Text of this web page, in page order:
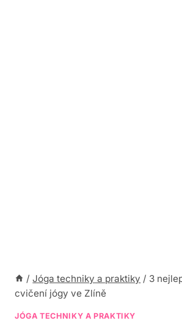
/ Jóga techniky a praktiky / 3
cvičení jógy ve Zlíně
JÓGA TECHNIKY A PRAKTIKY